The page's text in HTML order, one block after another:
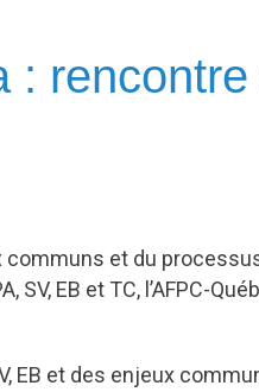
rencontre
et du
EB et TC, l’AFPC-
EB et des enjeux